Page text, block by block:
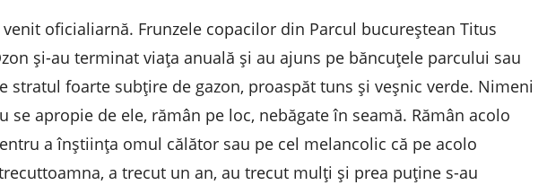
venit oficialiarnă. Frunzele copacilor din Parcul bucureștean Titus
și-au terminat viața anuală și au ajuns pe băncuțele parcului sau
stratul foarte subțire de gazon, proaspăt tuns și veșnic verde. Nimeni
se apropie de ele, rămân pe loc, nebăgate în seamă. Rămân acolo
a înștiința omul călător sau pe cel melancolic că pe acolo
a trecut un an, au trecut mulți și prea puține s-au